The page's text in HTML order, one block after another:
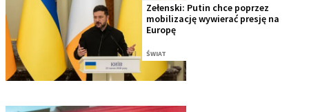
Zełenski: Putin chce poprzez
mobilizację wywierać presję na
Europę
ŚWIAT